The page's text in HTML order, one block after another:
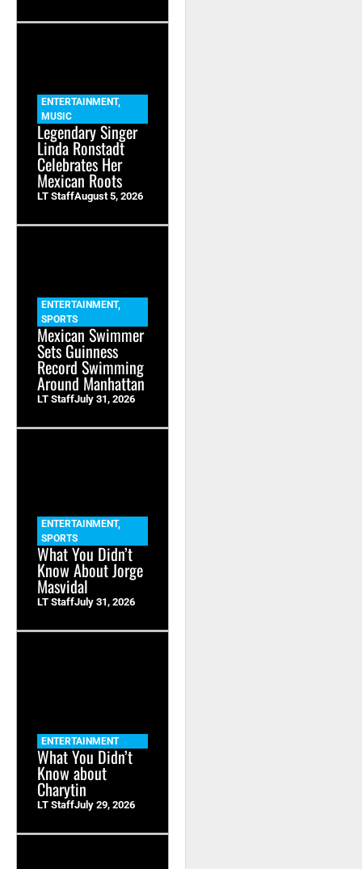
ENTERTAINMENT,
MUSIC
Legendary Singer
Linda Ronstadt
Celebrates Her
Mexican Roots
LT StaffAugust 5, 2026
ENTERTAINMENT,
SPORTS
Mexican Swimmer
Sets Guinness
Record Swimming
Around Manhattan
LT StaffJuly 31, 2026
ENTERTAINMENT,
SPORTS
What You Didn’t
Know About Jorge
Masvidal
LT StaffJuly 31, 2026
ENTERTAINMENT
What You Didn’t
Know about
Charytin
LT StaffJuly 29, 2026